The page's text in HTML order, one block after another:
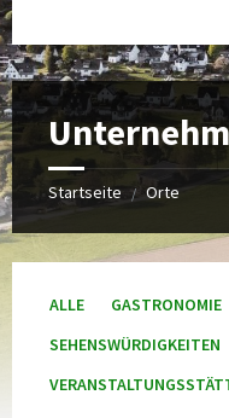
Startseite / Orte
ALLE GASTRONOMIE
SEHENSWÜRDIGKEITEN